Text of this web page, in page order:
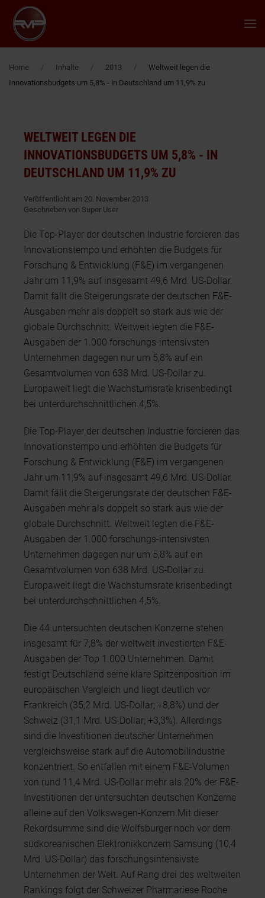
Zum Hauptinhalt springen
Home Inhalte 2013
Weltweit legen die
Innovationsbudgets um 5,8% - in Deutschland um 11,9% zu
WELTWEIT LEGEN DIE
INNOVATIONSBUDGETS UM 5,8% - IN
DEUTSCHLAND UM 11,9% ZU
Veröffentlicht am 20. November 2013
Geschrieben von Super User
Die Top-Player der deutschen Industrie forcieren das
Innovationstempo und erhöhten die Budgets für
Forschung & Entwicklung (F&E) im vergangenen
Jahr um 11,9% auf insgesamt 49,6 Mrd. US-Dollar.
Damit fällt die Steigerungsrate der deutschen F&E-
Ausgaben mehr als doppelt so stark aus wie der
globale Durchschnitt. Weltweit legten die F&E-
Ausgaben der 1.000 forschungs-intensivsten
Unternehmen dagegen nur um 5,8% auf ein
Gesamtvolumen von 638 Mrd. US-Dollar zu.
Europaweit liegt die Wachstumsrate krisenbedingt
bei unterdurchschnittlichen 4,5%.
Die Top-Player der deutschen Industrie forcieren das
Innovationstempo und erhöhten die Budgets für
Forschung & Entwicklung (F&E) im vergangenen
Jahr um 11,9% auf insgesamt 49,6 Mrd. US-Dollar.
Damit fällt die Steigerungsrate der deutschen F&E-
Ausgaben mehr als doppelt so stark aus wie der
globale Durchschnitt. Weltweit legten die F&E-
Ausgaben der 1.000 forschungs-intensivsten
Unternehmen dagegen nur um 5,8% auf ein
Gesamtvolumen von 638 Mrd. US-Dollar zu.
Europaweit liegt die Wachstumsrate krisenbedingt
bei unterdurchschnittlichen 4,5%.
Die 44 untersuchten deutschen Konzerne stehen
insgesamt für 7,8% der weltweit investierten F&E-
Ausgaben der Top 1.000 Unternehmen. Damit
festigt Deutschland seine klare Spitzenposition im
europäischen Vergleich und liegt deutlich vor
Frankreich (35,2 Mrd. US-Dollar; +8,8%) und der
Schweiz (31,1 Mrd. US-Dollar; +3,3%). Allerdings
sind die Investitionen deutscher Unternehmen
vergleichsweise stark auf die Automobilindustrie
konzentriert. So entfallen mit einem F&E-Volumen
von rund 11,4 Mrd. US-Dollar mehr als 20% der F&E-
Investitionen der untersuchten deutschen Konzerne
alleine auf den Volkswagen-Konzern.Mit dieser
Rekordsumme sind die Wolfsburger noch vor dem
südkoreanischen Elektronikkonzern Samsung (10,4
Mrd. US-Dollar) das forschungsintensivste
Unternehmen der Welt. Auf Rang drei des weltweiten
Rankings folgt der Schweizer Pharmariese Roche